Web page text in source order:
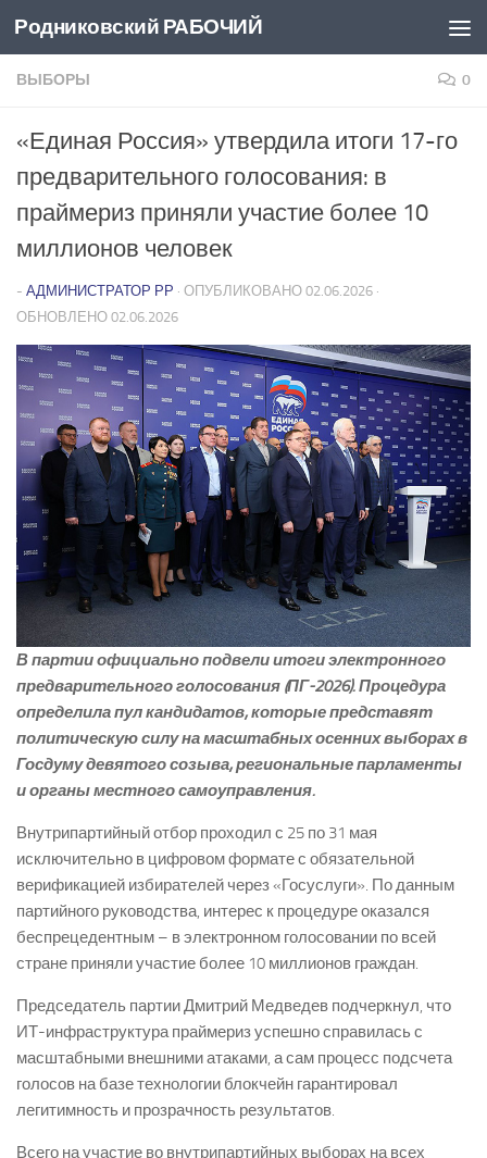
Перейти к содержимому
Родниковский РАБОЧИЙ
ВЫБОРЫ 0
«Единая Россия» утвердила итоги 17-го
предварительного голосования: в
праймериз приняли участие более 10
миллионов человек
- АДМИНИСТРАТОР РР · ОПУБЛИКОВАНО 02.06.2026 ·
ОБНОВЛЕНО 02.06.2026
В партии официально подвели итоги электронного
предварительного голосования (ПГ-2026). Процедура
определила пул кандидатов, которые представят
политическую силу на масштабных осенних выборах в
Госдуму девятого созыва, региональные парламенты
и органы местного самоуправления.
Внутрипартийный отбор проходил с 25 по 31 мая
исключительно в цифровом формате с обязательной
верификацией избирателей через «Госуслуги». По данным
партийного руководства, интерес к процедуре оказался
беспрецедентным – в электронном голосовании по всей
стране приняли участие более 10 миллионов граждан.
Председатель партии Дмитрий Медведев подчеркнул, что
ИТ-инфраструктура праймериз успешно справилась с
масштабными внешними атаками, а сам процесс подсчета
голосов на базе технологии блокчейн гарантировал
легитимность и прозрачность результатов.
Всего на участие во внутрипартийных выборах на всех